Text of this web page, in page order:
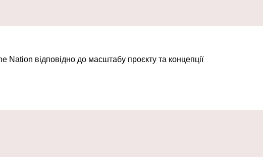
відповідно до масштабу проєкту та концепції